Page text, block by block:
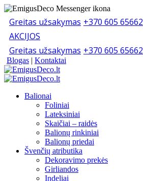
Greitas užsakymas +370 605 65662
AKCIJOS
Greitas užsakymas +370 605 65662
Blogas | Kontaktai
Balionai
Foliniai
Lateksiniai
Skaičiai – raidės
Balionų rinkiniai
Balionų priedai
Švenčių atributika
Dekoravimo prekės
Girliandos
Indeliai